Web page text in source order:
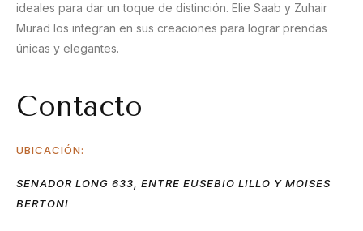
ideales para dar un toque de distinción. Elie Saab y Zuhair
Murad los integran en sus creaciones para lograr prendas
únicas y elegantes.
Contacto
UBICACIÓN:
SENADOR LONG 633, ENTRE EUSEBIO LILLO Y MOISES
BERTONI